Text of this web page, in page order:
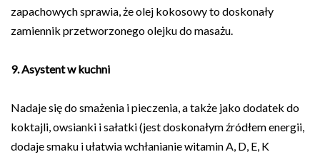
zapachowych sprawia, że olej kokosowy to doskonały
zamiennik przetworzonego olejku do masażu.
9.Asystent w kuchni
Nadaje się do smażenia i pieczenia, a także jako dodatek do
koktajli, owsianki i sałatki (jest doskonałym źródłem energii,
dodaje smaku i ułatwia wchłanianie witamin A, D, E, K